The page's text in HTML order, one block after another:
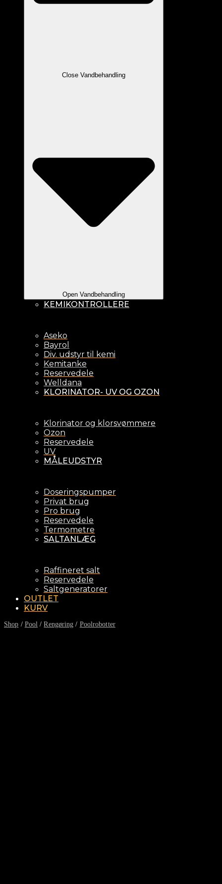
Close Vandbehandling
Open Vandbehandling
KEMIKONTROLLERE
Aseko
Bayrol
Div. udstyr til kemi
Kemitanke
Reservedele
Welldana
KLORINATOR- UV OG OZON
Klorinator og klorsvømmere
Ozon
Reservedele
UV
MÅLEUDSTYR
Doseringspumper
Privat brug
Pro brug
Reservedele
Termometre
SALTANLÆG
Raffineret salt
Reservedele
Saltgeneratorer
OUTLET
KURV
Shop / Pool /Rengøring / Poolrobotter